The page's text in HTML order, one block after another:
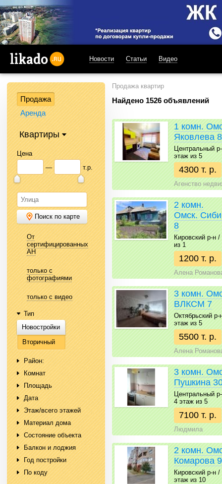
Новости Статьи Видео
Продажа
Аренда
Квартиры
Цена
—
т.р.
Поиск по карте
От
сертифицированных
АН
только с
фотографиями
только с видео
Тип
Новостройки
Вторичный
Район:
Комнат
Площадь
Дата
Этаж/всего этажей
Материал дома
Состояние объекта
Балкон и лоджия
Год постройки
По коду
Продажа квартир
Найдено 1526 объявлений
1 комн.
Яковлева
Центральный
этаж из 5
4300 т. р.
Агенство
2 комн.
Омск.
8
Кировский р-н
из 1
1200 т. р.
Алена
3 комн.
ВЛКСМ 7
Октябрьский
этаж из 5
5500 т. р.
Алена
3 комн.
Пушкина
Центральный
4 этаж из 5
7100 т. р.
Людмила
2 комн.
Комарова 9
Кировский р-н
этаж из 10